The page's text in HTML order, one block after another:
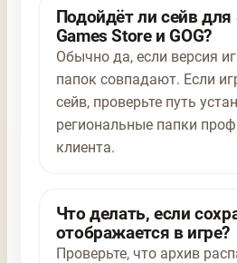
Подойдёт ли сейв для
Games Store и GOG?
Обычно да, если версия
папок совпадают. Если
сейв, проверьте путь
региональные папки
клиента.
Что делать, если
отображается в игре?
Проверьте, что архив